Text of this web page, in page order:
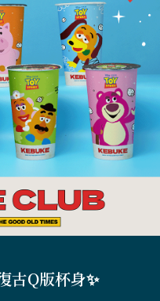
古Q版杯身✨